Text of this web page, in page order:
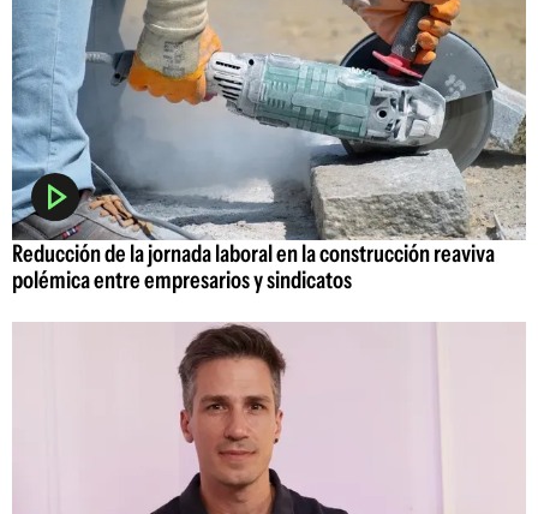
Reducción de la jornada laboral en la construcción reaviva
polémica entre empresarios y sindicatos